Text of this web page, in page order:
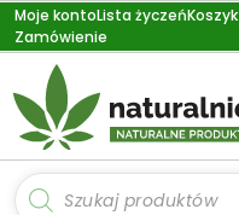
Przejdź
do
treści
Moje kontoLista życzeńKoszyk
Zamówienie
Wyszukiwarka
produktów